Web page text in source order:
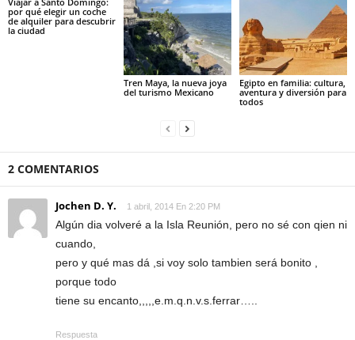
por qué elegir un coche
de alquiler para descubrir
la ciudad
Tren Maya, la nueva joya
del turismo Mexicano
Egipto en familia: cultura,
aventura y diversión para
todos
2 COMENTARIOS
Jochen D. Y. 1 abril, 2014 En 2:20 PM
Algún dia volveré a la Isla Reunión, pero no sé con qien ni
cuando,
pero y qué mas dá ,si voy solo tambien será bonito ,
porque todo
tiene su encanto,,,,,e.m.q.n.v.s.ferrar…..
Respuesta